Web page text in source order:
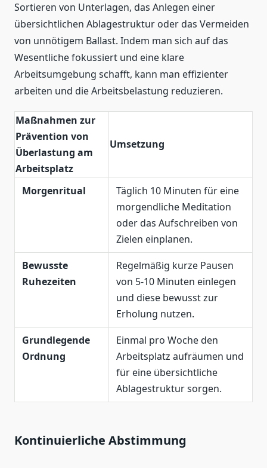
Sortieren von Unterlagen, das Anlegen einer
übersichtlichen Ablagestruktur oder das Vermeiden
von unnötigem Ballast. Indem man sich auf das
Wesentliche fokussiert und eine klare
Arbeitsumgebung schafft, kann man effizienter
arbeiten und die Arbeitsbelastung reduzieren.
Maßnahmen zur
Prävention von
Überlastung am
Arbeitsplatz
Umsetzung
Morgenritual
Täglich 10 Minuten für eine
morgendliche Meditation
oder das Aufschreiben von
Zielen einplanen.
Bewusste
Ruhezeiten
Regelmäßig kurze Pausen
von 5-10 Minuten einlegen
und diese bewusst zur
Erholung nutzen.
Grundlegende
Ordnung
Einmal pro Woche den
Arbeitsplatz aufräumen und
für eine übersichtliche
Ablagestruktur sorgen.
Kontinuierliche Abstimmung